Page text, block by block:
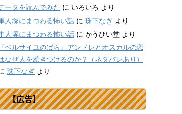
ータを読んでみた に いろいろ より
人塚にまつわる怖い話 に 珠下なぎ より
人塚にまつわる怖い話 に かうひい堂 より
『ベルサイユのばら』アンドレとオスカルの恋
なぜ人を惹きつけるのか？（ネタバレあり）
珠下なぎ より
【広告】